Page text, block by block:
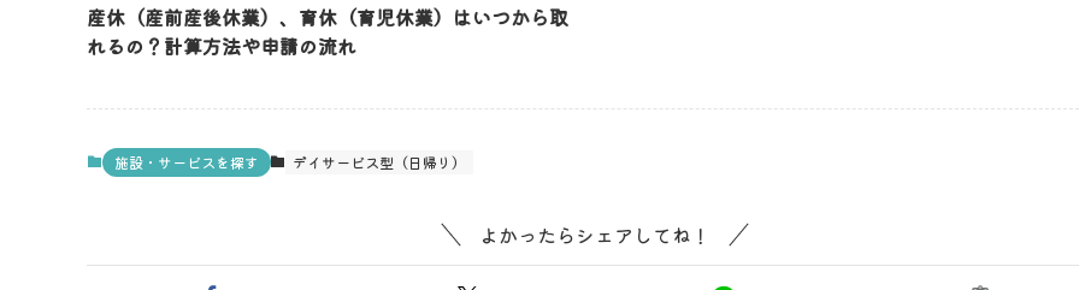
産休（産前産後休業）、育休（育児休業）はいつから取
れるの？計算方法や申請の流れ
施設・サービスを探す デイサービス型（日帰り）
よかったらシェアしてね！